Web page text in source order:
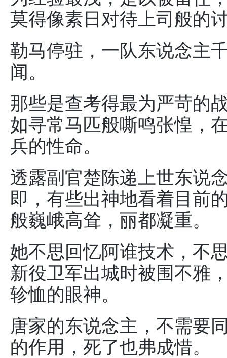
莫得像素日对待上司般的
勒马停驻，一队东说念主
闻。
那些是查考得最为严苛的
如寻常马匹般嘶鸣张惶，
兵的性命。
透露副官楚陈递上世东说
即，有些出神地看着目前
般巍峨高耸，丽都凝重。
她不思回忆阿谁技术，不
新役卫军出城时被围不雅
轸恤的眼神。
唐家的东说念主，不需要
的作用，死了也弗成惜。